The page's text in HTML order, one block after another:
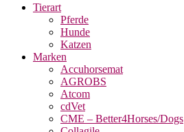
Tierart
Pferde
Hunde
Katzen
Marken
Accuhorsemat
AGROBS
Atcom
cdVet
CME – Better4Horses/Dogs